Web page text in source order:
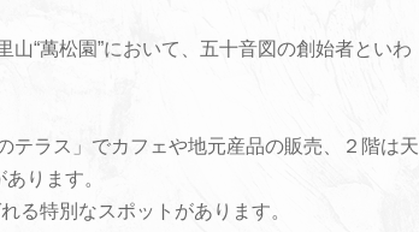
“萬松園”において、五十音図の創始者といわ
テラス」でカフェや地元産品の販売、２階は天
ります。
る特別なスポットがあります。